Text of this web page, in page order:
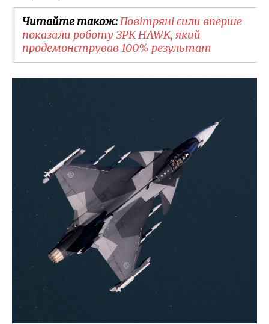
Читайте також:Повітряні сили вперше
показали роботу ЗРК HAWK, який
продемонстрував 100% результат